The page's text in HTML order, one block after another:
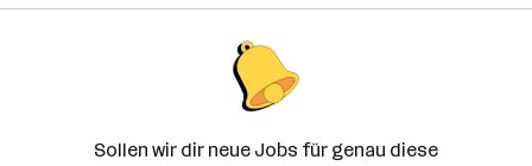
Sollen wir dir neue Jobs für genau diese